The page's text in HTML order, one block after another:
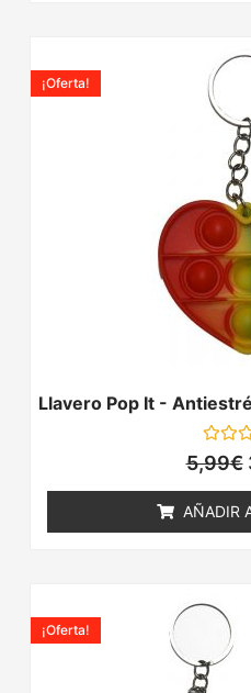
Llavero Pop It -
con
de
5
¡Oferta!
5,99€
AÑADIR
¡Oferta!